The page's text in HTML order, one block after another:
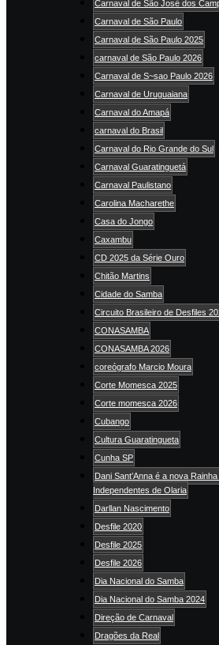
Carnaval de São José dos
Carnaval de São Paulo
Carnaval de São Paulo 2025
carnaval de São Paulo 2026
Carnaval de S~sao Paulo 2026
Carnaval de Uruguaiana
Carnaval do Amapá
carnaval do Brasil
Carnaval do Rio Grande do Sul
Carnaval Guaratinguetá
Carnaval Paulistano
Carolina Macharethe
Casa do Jongo
Caxambu
CD 2025 da Série Ouro
Chitão Martins
Cidade do Samba
Circuito Brasileiro de Desfiles
CONASAMBA
CONASAMBA 2026
coreógrafo Marcio Moura
Corte Momesca 2025
Corte momesca 2026
Cubango
Cultura Guaratingueta
Cunha SP
Dani Sant’Anna é a nova
Independentes de Olaria
Darllan Nascimento
Desfile 2020
Desfile 2025
Desfile 2026
Dia Nacional do Samba
Dia Nacional do Samba 2024
Direção de Carnaval
Dragões da Real